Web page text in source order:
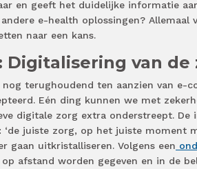
en geeft het duidelijke informatie
e-health oplossingen? Allemaal
naar een kans.
van de
terughoudend ten aanzien van e-
Eén ding kunnen we met
digitale zorg extra onderstreept. De
‘de juiste zorg, op het juiste moment
gaan uitkristalliseren. Volgens een
afstand worden gegeven en in de